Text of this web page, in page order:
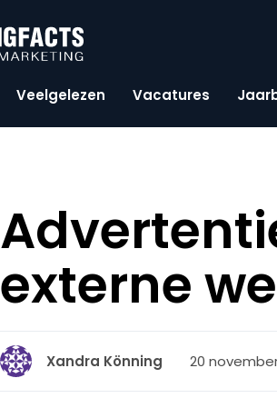
Veelgelezen Vacatures
externe
Xandra Könning 20 november